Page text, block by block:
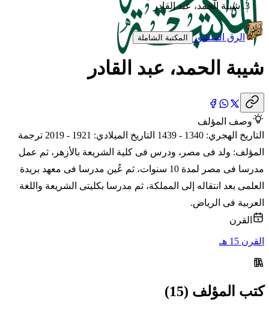
شيبة الحمد، عبد القادر
الرق المنشور المكتبة الشاملة
شيبة الحمد، عبد القادر
وصف المؤلف
التاريخ الهجري: 1340 - 1439 التاريخ الميلادي: 1921 - 2019 ترجمة
المؤلف: ولد فى مصر، ودرس فى كلية الشريعة بالأزهر، ثم عمل
مدرسا فى مصر لمدة 10 سنوات، ثم عُين مدرسا فى معهد بريدة
العلمى بعد انتقاله إلى المملكة، ثم مدرسا بكليتى الشريعة واللغة
العربية فى الرياض.
القرن
القرن 15 هـ
كتب المؤلف (15)